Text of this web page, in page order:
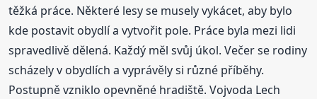
těžká práce. Některé lesy se musely vykácet, aby bylo
kde postavit obydlí a vytvořit pole. Práce byla mezi lidi
spravedlivě dělená. Každý měl svůj úkol. Večer se rodiny
scházely v obydlích a vyprávěly si různé příběhy.
Postupně vzniklo opevněné hradiště. Vojvoda Lech